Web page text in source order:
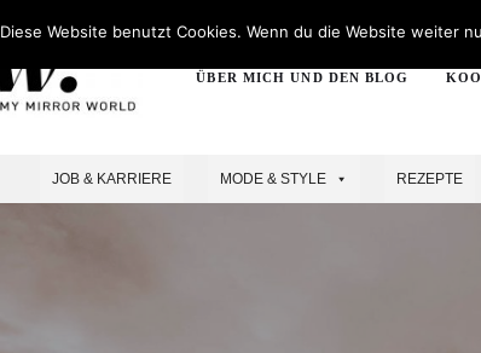
ÜBER MICH UND DEN BLOG
JOB & KARRIERE MODE & STYLE REZEPTE
Diese Website benutzt Cookies. Wenn du die Website weiter